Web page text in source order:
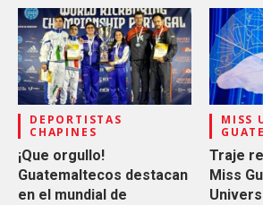
DEPORTISTAS
CHAPINES
¡Que orgullo!
Guatemaltecos destacan
en el mundial de
MISS
Traje
Miss